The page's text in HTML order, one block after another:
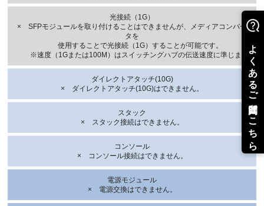
光接続（1G）
× SFPモジュールを取り付けることはできませんが、メディアコンバー
タを
使用することで光接続（1G）することが可能です。
※速度（1Gまたは100M）はスイッチングハブの伝送速度に準じます
ダイレクトアタッチ(10G)
× ダイレクトアタッチ(10G)はできません。
スタック
× スタック接続はできません。
コンソール
× コンソール接続はできません。
電源モジュール
× 電源交換はできません。